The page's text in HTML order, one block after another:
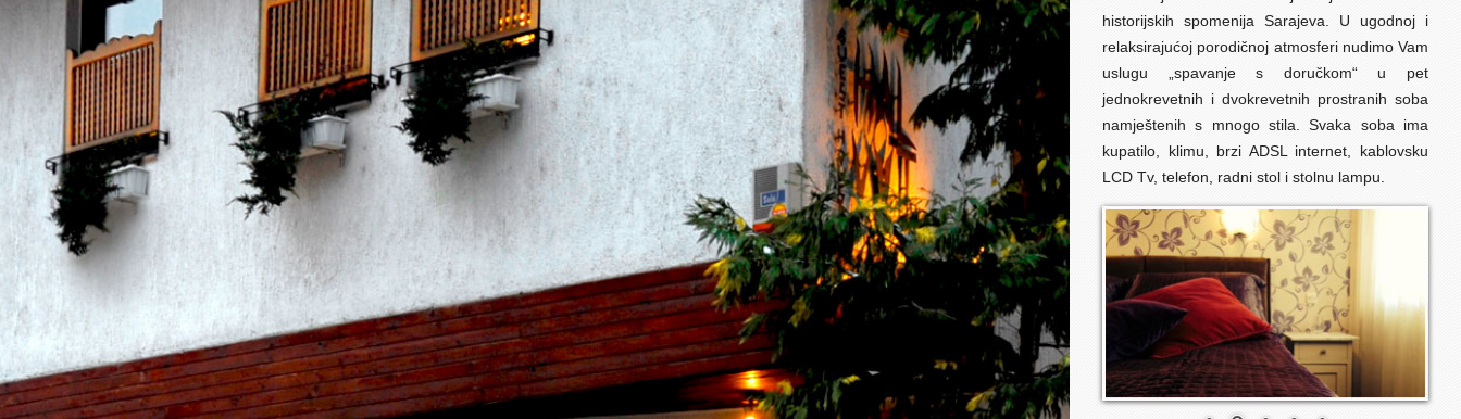
historijskih spomenija Sarajeva. U ugodnoj i
relaksirajućoj porodičnoj atmosferi nudimo Vam
uslugu „spavanje s doručkom“ u pet
jednokrevetnih i dvokrevetnih prostranih soba
namještenih s mnogo stila. Svaka soba ima
kupatilo, klimu, brzi ADSL internet, kablovsku
LCD Tv, telefon, radni stol i stolnu lampu.